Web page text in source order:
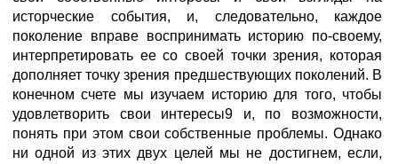
исторческие события, и, следовательно, каждое
поколение вправе воспринимать историю по-своему,
интерпретировать ее со своей точки зрения, которая
дополняет точку зрения предшествующих поколений. В
конечном счете мы изучаем историю для того, чтобы
удовлетворить свои интересы9 и, по возможности,
понять при этом свои собственные проблемы. Однако
ни одной из этих двух целей мы не достигнем, если,